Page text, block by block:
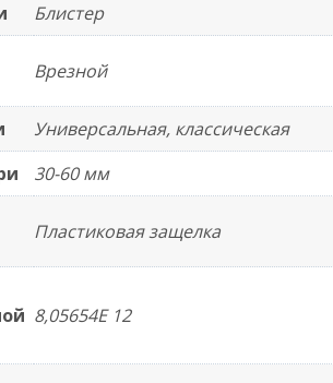
Блистер
Врезной
Универсальная, классическая
30-60 мм
Пластиковая защелка
8,05654E 12